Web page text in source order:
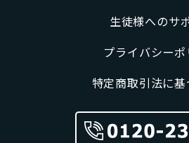
生徒様へのサ
プライバシー
特定商取引法に